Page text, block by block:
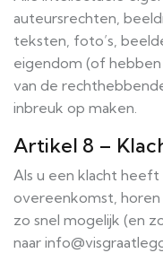
auteursrechten,
teksten, foto’s,
eigendom (of
van de
inbreuk op maken.
Artikel 8 –
Als u een klacht
overeenkomst, horen
zo snel mogelijk (en
naar